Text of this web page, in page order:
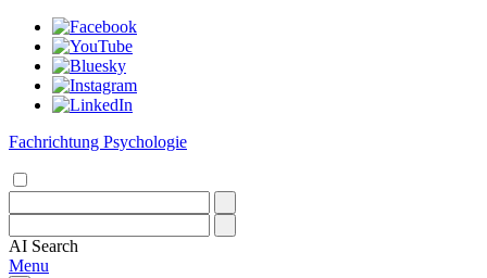
Fachrichtung Psychologie
AI Search
Menu